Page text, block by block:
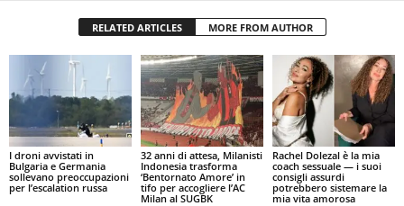
RELATED ARTICLES MORE FROM AUTHOR
I droni avvistati in
Bulgaria e Germania
sollevano preoccupazioni
per l’escalation russa
32 anni di attesa, Milanisti
Indonesia trasforma
‘Bentornato Amore’ in
tifo per accogliere l’AC
Milan al SUGBK
Rachel Dolezal è la mia
coach sessuale — i suoi
consigli assurdi
potrebbero sistemare la
mia vita amorosa